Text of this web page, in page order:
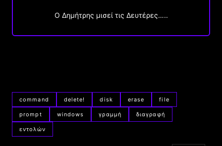
O Δημήτρης μισεί τις Δευτέρες…..
command delete! disk erase file
prompt windows γραμμή διαγραφή
εντολών